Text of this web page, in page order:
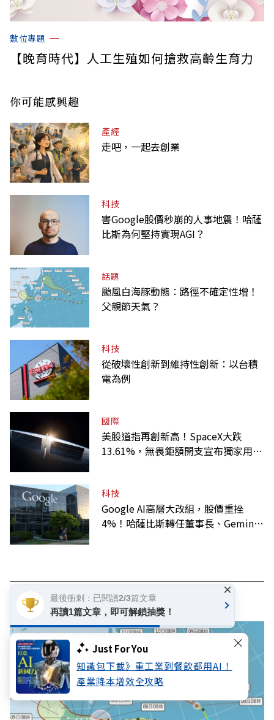
Just For You
知識包下載》重工業到餐飲都用AI！
產業降本增效全攻略
數位專題
【晚育時代】人工生殖如何搶救高齡生育力
你可能感興趣
產經
走吧，一起去創業
科技
害Google股價秒崩的人事地震！哈薩
比斯為何堅持實現AGI？
話題
颱風白海豚動態：路徑不確定性增！
父親節天氣？
科技
從破壞性創新到維持性創新：以台積
電為例
國際
美股道指再創新高！SpaceX大跌
13.61%，無畏鉅額開支宣布獨家用輝
科技
Google AI高層大改組，股價重挫
4%！哈薩比斯轉任董事長、Gemini
看此文章的人也看了..
最後衝刺：已閱讀2/3篇文章
再讀1篇文章，即可解鎖抽獎！
×